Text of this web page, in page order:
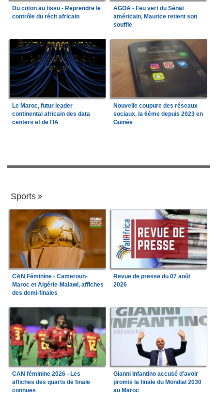
Du coton au tissu - Reprendre le
contrôle du récit africain
AGOA - Feu vert du Sénat
américain, Maurice retient son
souffle
Le Maroc, futur leader
continental africain des data
centers et de l'IA
Nouvelle coupure des réseaux
sociaux, la 6ème depuis 2023 en
Guinée
Sports
CAN Féminine - Cameroun-
Maroc et Algérie-Malawi, affiches
des demi-finales
Revue de presse du 07 août
2026
CAN féminine 2026 - Les
affiches des quarts de finale
connues
Gianni Infantino accusé d'avoir
promis la finale du Mondial 2030
au Maroc